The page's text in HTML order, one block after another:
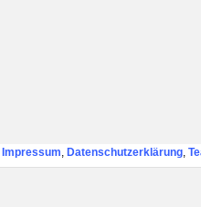
Impressum, Datenschutzerklärung,